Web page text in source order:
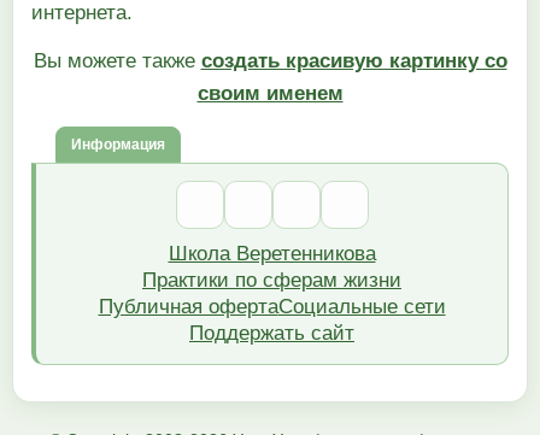
интернета.
Вы можете также создать красивую картинку со
своим именем
Информация
Школа Веретенникова
Практики по сферам жизни
Публичная офертаСоциальные сети
Поддержать сайт